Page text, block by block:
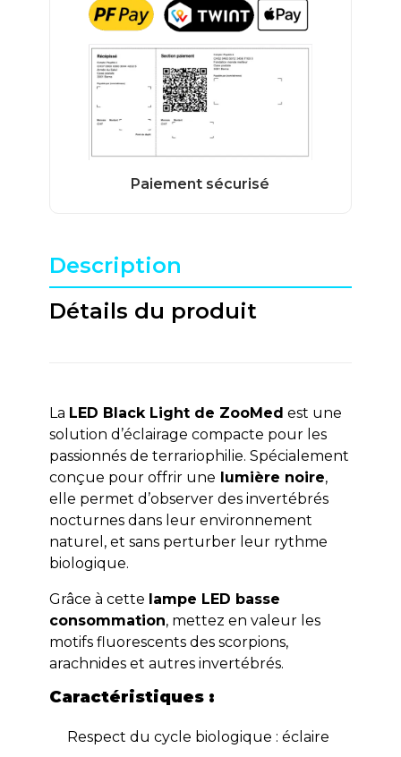
Description
Détails du produit
La LED Black Light de ZooMed est une
solution d’éclairage compacte pour les
passionnés de terrariophilie. Spécialement
conçue pour offrir une lumière noire,
elle permet d’observer des invertébrés
nocturnes dans leur environnement
naturel, et sans perturber leur rythme
biologique.
Grâce à cette lampe LED basse
consommation, mettez en valeur les
motifs fluorescents des scorpions,
arachnides et autres invertébrés.
Caractéristiques :
Respect du cycle biologique : éclaire